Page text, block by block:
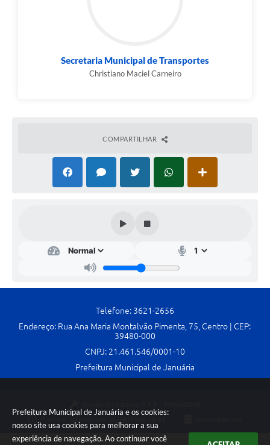
Prefeitura Municipal de Januária e os cookies:
nosso site usa cookies para melhorar a sua
experiência de navegação. Ao continuar você
Secretaria Municipal de Transportes
Christiano Maciel Carneiro
COMPARTILHAR
Telefone: 3621-2656
Endereço: Rua Ana Maria Montalvão Pimenta, 75, Centro | CEP:
39480-000
CNPJ: 21.461.546/0001-10
Prefeitura Municipal de Januária